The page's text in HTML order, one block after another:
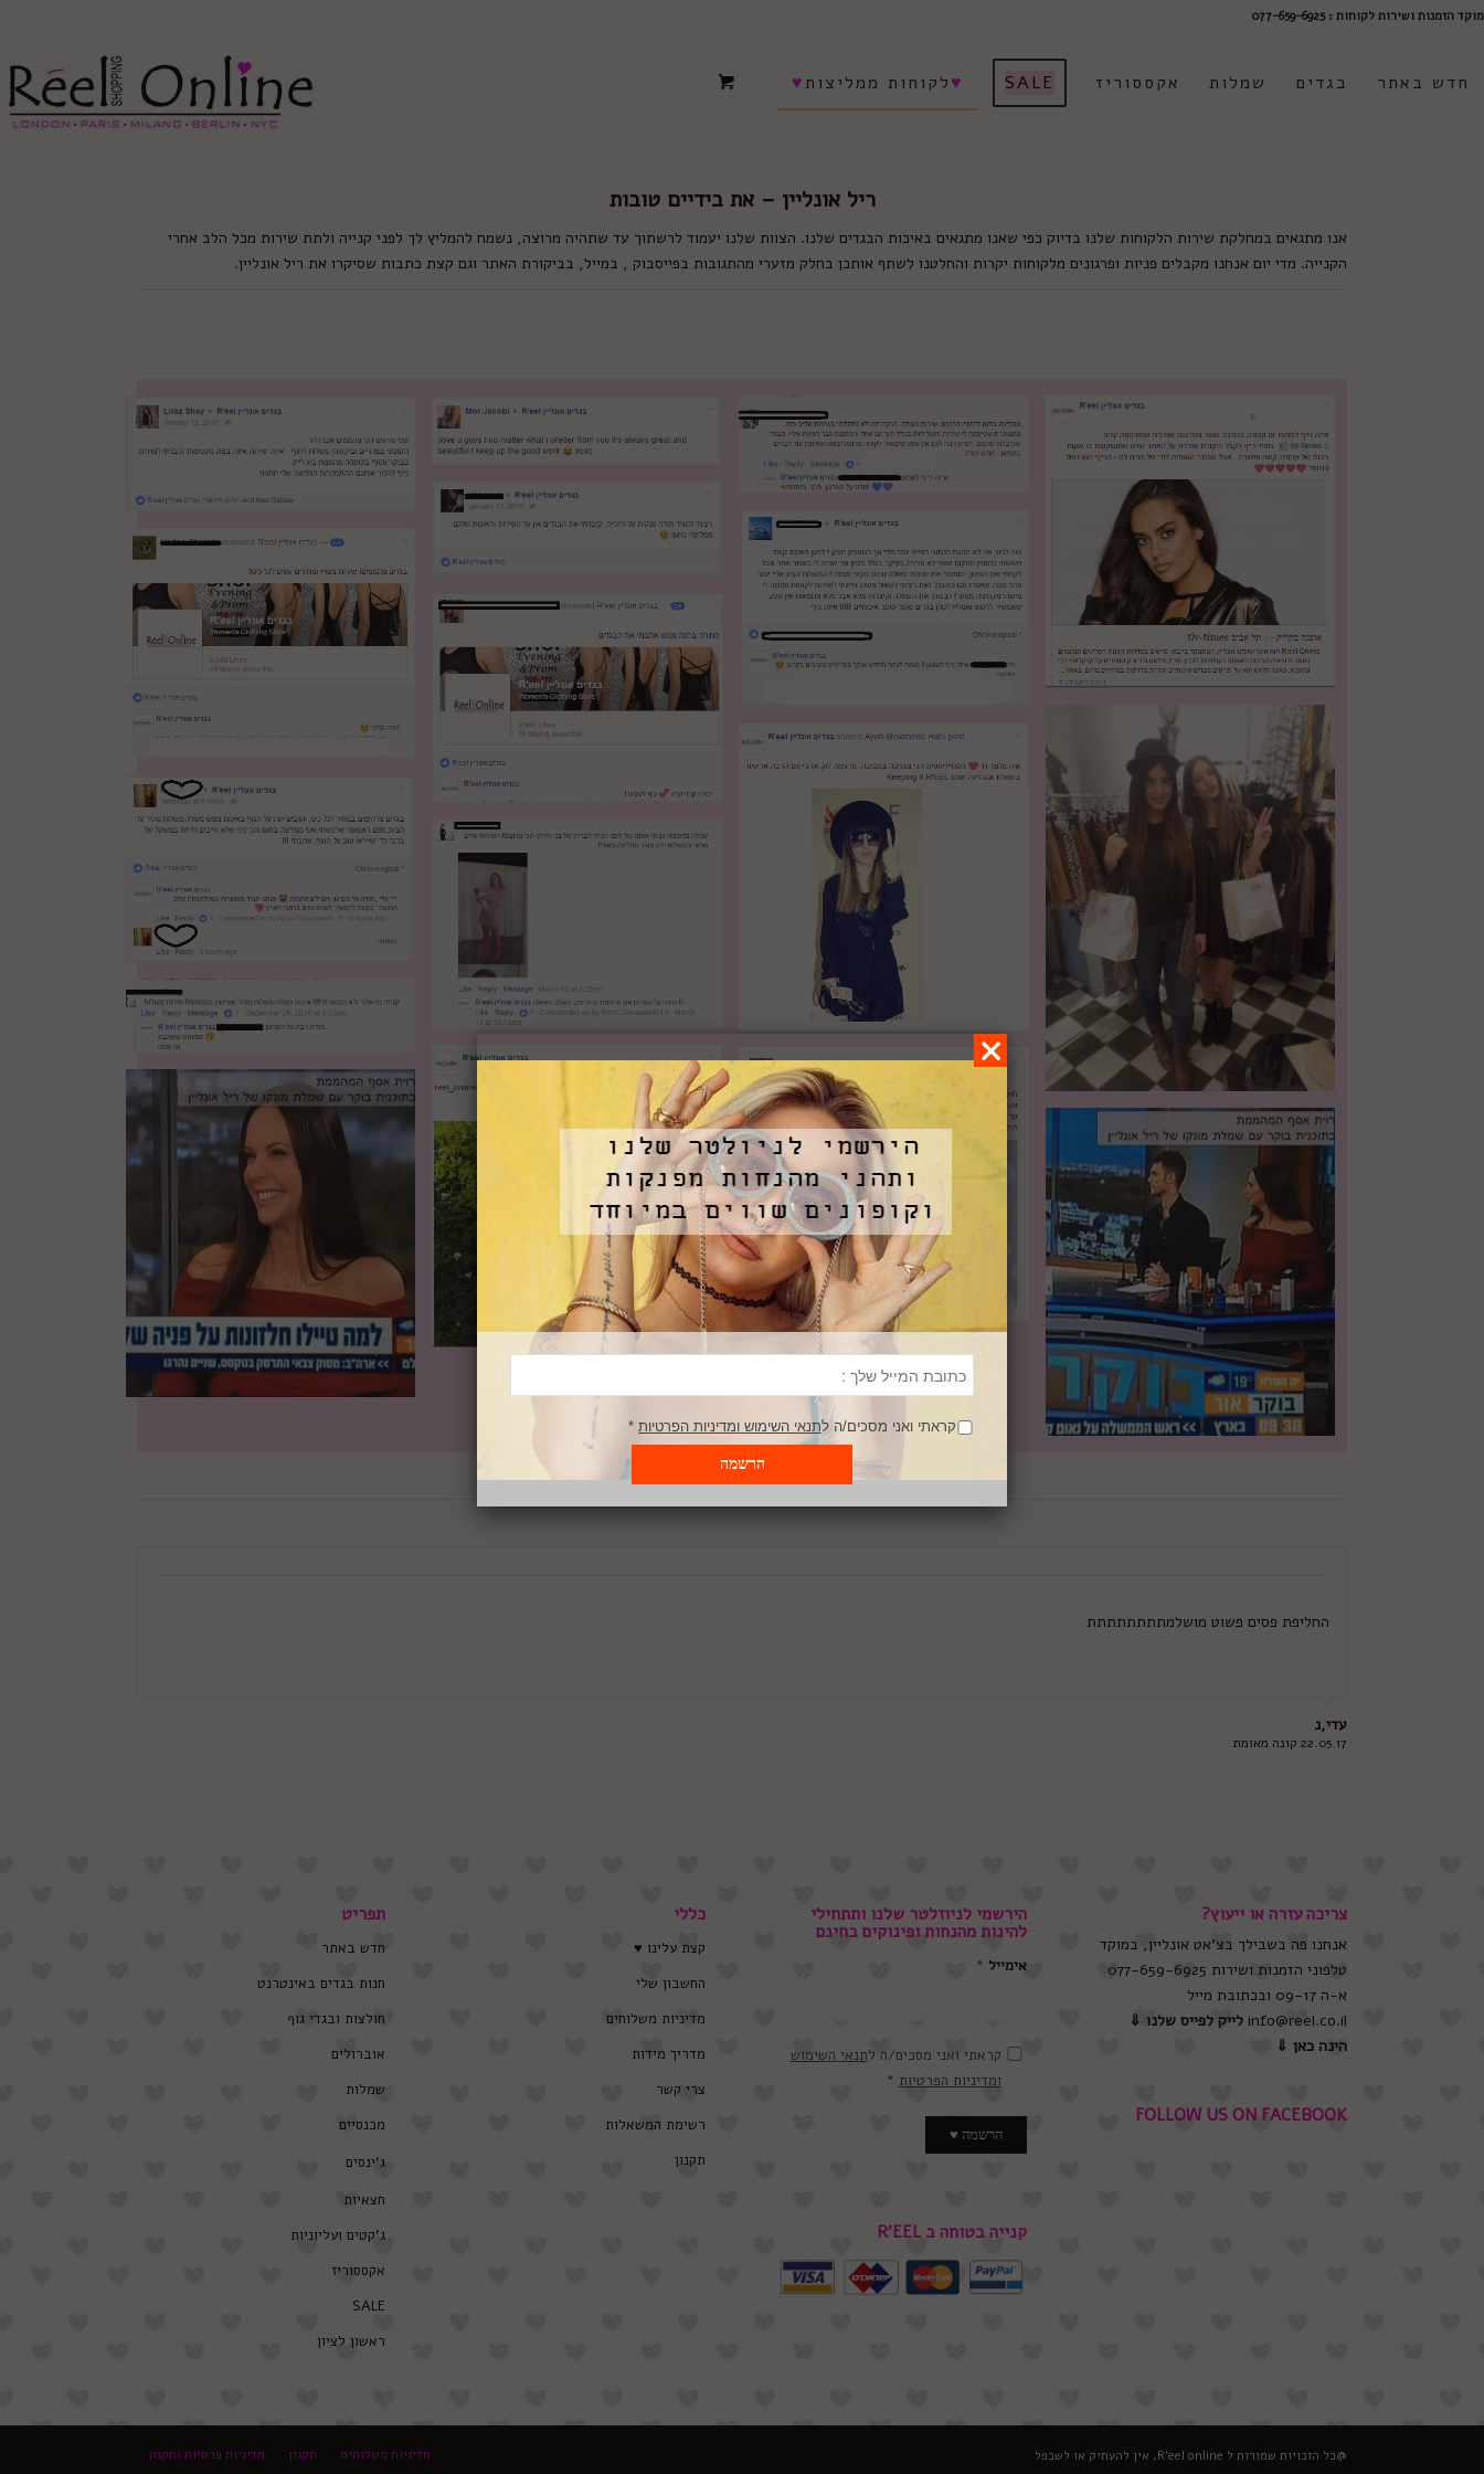
מוקד הזמנות ושירות לקוחות : 077-659-6925
חדש באתר בגדים שמלות אקססוריז SALE
♥לקוחות ממליצות♥
ריל אונליין – את בידיים טובות
אנו מתגאים במחלקת שירות הלקוחות שלנו בדיוק כפי שאנו מתגאים באיכות הבגדים שלנו. הצוות שלנו יעמוד לרשתוך עד שתהיה מרוצה, נשמח להמליץ לך לפני קנייה ולתת שירות מכל הלב אחרי
הקנייה. מדי יום אנחנו מקבלים פניות ופרגונים מלקוחות יקרות והחלטנו לשתף אותכן בחלק מזערי מהתגובות בפייסבוק , במייל, בביקורת האתר וגם קצת כתבות שסיקרו את ריל אונליין.
החליפת פסים פשוט מושלמתתתתתתתת
עדי,נ
22.05.17 קונה מאומת
צריכה עזרה או ייעוץ?
אנחנו פה בשבילך בצ'אט אונליין, במוקד
טלפוני הזמנות ושירות 077-659-6925
א-ה 09-17 ובכתובת מייל
info@reel.co.il לייק לפייס שלנו ⇓
הינה כאן ⇓
FOLLOW US ON FACEBOOK
הירשמי לניוזלטר שלנו ותתחילי
להינות מהנחות ופינוקים בחינם
אימייל *
קראתי ואני מסכים/ה לתנאי השימוש
ומדיניות הפרטיות *
קנייה בטוחה ב R’EEL
כללי
קצת עלינו ♥
החשבון שלי
מדיניות משלוחים
מדריך מידות
צרי קשר
רשימת המשאלות
תקנון
תפריט
חדש באתר
חנות בגדים באינטרנט
חולצות ובגדי גוף
אוברולים
שמלות
מכנסיים
ג’ינסים
חצאיות
ג’קטים ועליוניות
אקססוריז
SALE
ראשון לציון
@כל הזכויות שמורות ל R'eel online, אין להעתיק או לשכפל מדיניות משלוחים תקנון מדיניות פרטיות ותקנון
קראתי ואני מסכים/ה לתנאי השימוש ומדיניות הפרטיות *